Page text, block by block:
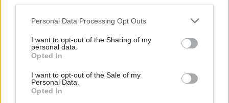
Personal Data Processing Opt Outs
I want to opt-out of the Sharing of my
personal data.
Opted In
I want to opt-out of the Sale of my
Personal Data.
Opted In
http://www.nagyhazi.hu
Bemutatkozás: Magas színvonalú festmények és műtárgyak,
néprajzi tárgyak értékesítése és aukcionálása. Hagyatékok és
gyűjtemények árverezése. Ingyenes értékbecslés. Árveréseinkre
a tárgyfelvétel folyamatos.
GALÉRIA TOVÁBBI MŰTÁRGYAI